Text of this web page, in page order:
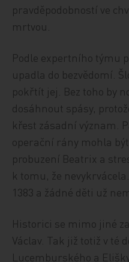
pravděpodobností ve
mrtvou.
Podle expertního týmu
upadla do bezvědomí.
pokřtít jej. Bez toho by
dosáhnout spásy,
křest zásadní význam.
operační rány mohla
probuzení Beatrix a
k tomu, že
1383 a žádné děti už
Historici se mimo jiné
Václav. Tak již totiž v té
Lucemburského a